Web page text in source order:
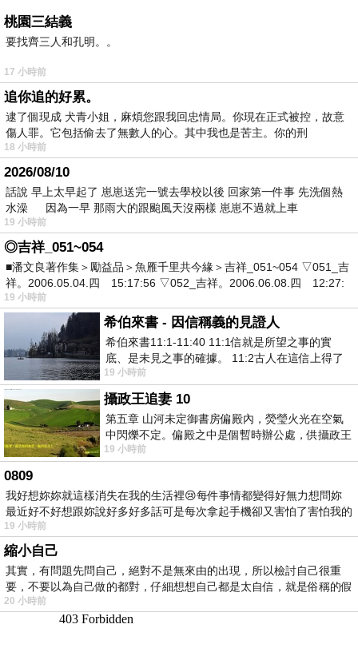
桃園三結義
要找齊三人和孔明。。
17 小時前
追你追的好累。
逮了個現成 犬青小姐，麻煩您跟我回忠情局。你現在正式被控，故意
傷人罪。它包括偷去了無數人的心。其中我也是苦主。你的刑
18 小時前
2026/08/10
話說 早上太早起了 崽崽送完一號去學校以後 回家第一件事 先洗個熱
水澡 因為一早 那雨大的跟颱風天沒兩樣 崽崽不過就上車
19 小時前
◎吉祥_051~054
■潘文良著作集＞勵益品＞魚雁千里共今緣＞吉祥_051~054 ▽051_吉
祥。2006.05.04.四 15:17:56 ▽052_吉祥。2006.06.08.四 12:27:
19 小時前
希伯來書 - 因信稱義的見證人
希伯來書11:1-11:40 11:1信就是所望之事的實
底、是未見之事的確據。 11:2古人在這信上得了
美好的證據。 11:3我們因着信、就知道
19 小時前
攝政王追妻 10
第五章 山河未定御書房偏殿內，熒瑩火光在空氣
中閃爍不定。偏殿之中是個暫時辦公處，供攝政王
於皇宮內廷裡處理公務已然很多年。房內
19 小時前
0809
我好想妳妳就這樣消失在我的生活裡😢每件事情都變得好無力想問妳
最近好不好想跟妳說好多好多話可是每次拿起手機卻又害怕了害怕我的
出現
19 小時前
縮小自己
其實，有問題先問自己，絕對不是無來由的出現，所以檢討自己很重
要，不要以為自己做的都對，仔細想想自己都是太自信，就是俗稱的假
20 小時前